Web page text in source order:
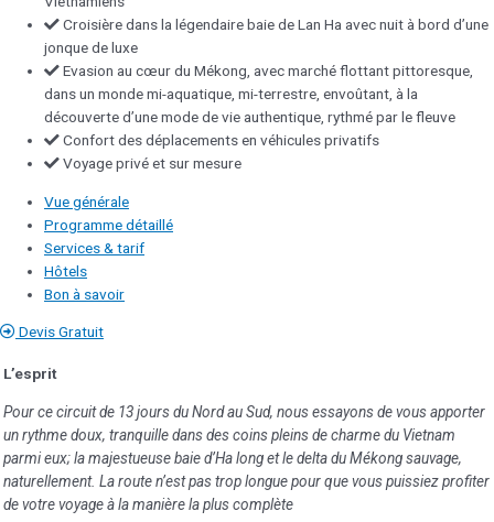
Croisière dans la légendaire baie de Lan Ha avec nuit à bord d’une
jonque de luxe
Evasion au cœur du Mékong, avec marché flottant pittoresque,
dans un monde mi-aquatique, mi-terrestre, envoûtant, à la
découverte d’une mode de vie authentique, rythmé par le fleuve
Confort des déplacements en véhicules privatifs
Voyage privé et sur mesure
Vue générale
Programme détaillé
Services & tarif
Hôtels
Bon à savoir
Devis Gratuit
L’esprit
Pour ce circuit de 13 jours du Nord au Sud, nous essayons de vous apporter
un rythme doux, tranquille dans des coins pleins de charme du Vietnam
parmi eux; la majestueuse baie d’Ha long et le delta du Mékong sauvage,
naturellement. La route n’est pas trop longue pour que vous puissiez profiter
de votre voyage à la manière la plus complète